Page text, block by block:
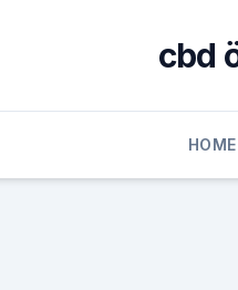
cbd
HOME